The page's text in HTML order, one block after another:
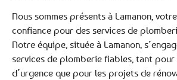
Nous sommes présents à Lamanon,
confiance pour des services de
Notre équipe, située à Lamanon,
services de plomberie fiables, tant
d’urgence que pour les projets de